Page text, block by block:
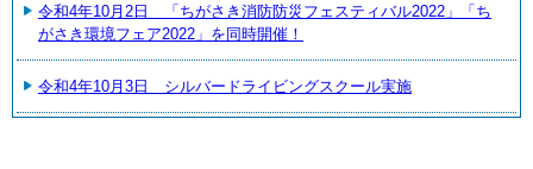
令和4年10月2日 「ちがさき消防防災フェスティバル2022」「ち
がさき環境フェア2022」を同時開催！
令和4年10月3日 シルバードライビングスクール実施